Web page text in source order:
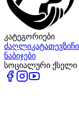
კატეგორიები
ძაღლიკატათევზი
ნაბიჯები
სოციალური ქსელი